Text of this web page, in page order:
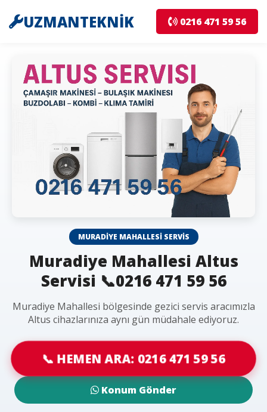
UZMANTEKNİK 0216 471 59 56
MURADIYE MAHALLESI SERVIS
Muradiye Mahallesi Altus
Servisi 📞0216 471 59 56
Muradiye Mahallesi bölgesinde gezici servis aracımızla
Altus cihazlarınıza aynı gün müdahale ediyoruz.
📞 HEMEN ARA: 0216 471 59 56
Konum Gönder